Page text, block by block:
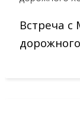
Встреча с